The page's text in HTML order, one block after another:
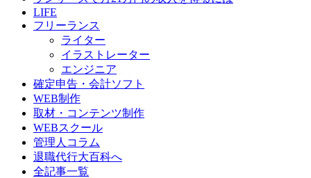
LIFE
フリーランス
ライター
イラストレーター
エンジニア
確定申告・会計ソフト
WEB制作
取材・コンテンツ制作
WEBスクール
管理人コラム
退職代行大百科へ
全記事一覧